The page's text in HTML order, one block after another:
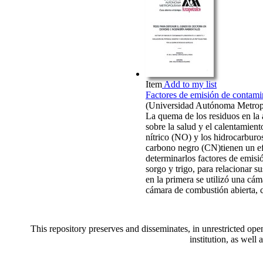
ItemAdd to my list
Factores de emisión de
(Universidad Autónoma
La quema de los residuos en
sobre la salud y el
nítrico (NO) y los
carbono negro (CN)tienen un
determinarlos factores de
sorgo y trigo, para relacionar
en la primera se utilizó una
cámara de combustión
This repository preserves and disseminates, in unrestricted
institution, as well